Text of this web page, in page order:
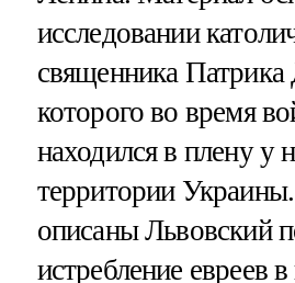
исследовании
священника Патрика
которого во время
находился в плену у
территории
описаны Львовский
истребление евреев